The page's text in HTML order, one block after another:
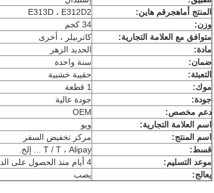
المنتج أماهجرقم هاين:
E313D ، E312D2
وزن:
34 كجم
متوافق مع العلامة التجارية:
كاتربيلر ، أخرى
مادة:
الحديد الزهر
ضمان:
سنة واحدة
التعبئة:
حقيبة خشبية
موك:
1 قطعة
جودة:
جودة عالية
دعم مخصص:
OEM
اسم العلامة التجارية:
ويو
اسم المنتج:
مركز تخفيض السفر
قسط:
T / T ، Alipay ... إلخ.
موعد التسليم:
4 أيام منذ الحصول على الدفع ، وليس العنصر المخصص
يعالج:
يصب